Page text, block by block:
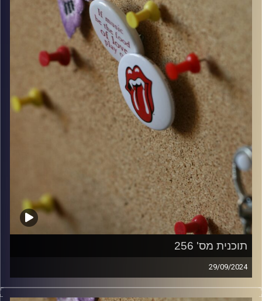
włodi
תוכנית מס' 256
29/09/2024
קלאסיקות רוק עם אורן הוף